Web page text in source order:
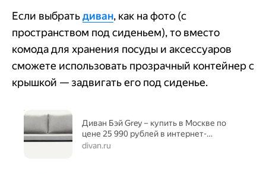
Если выбратьдиван, как на фото (с
пространством под сиденьем), то вместо
комода для хранения посуды и аксессуаров
сможете использовать прозрачный контейнер с
крышкой — задвигать его под сиденье.
Диван Бэй Grey – купить в Москве по
цене 25 990 рублей в интернет-
магазине
divan.ru